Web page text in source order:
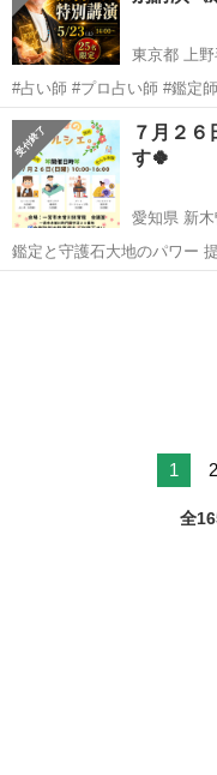
東京都 上野
#占い師 #プロ占い師 #鑑定
ン…
東京 世田谷区 上野
７月２
す🍀
愛知県 新
鑑定と守護石大地のパワー
特徴 鑑…
1 2
全